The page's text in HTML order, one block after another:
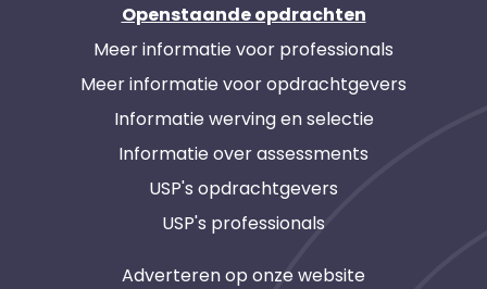
Openstaande opdrachten
Meer informatie voor professionals
Meer informatie voor opdrachtgevers
Informatie werving en selectie
Informatie over assessments
USP's opdrachtgevers
USP's professionals
Adverteren op onze website